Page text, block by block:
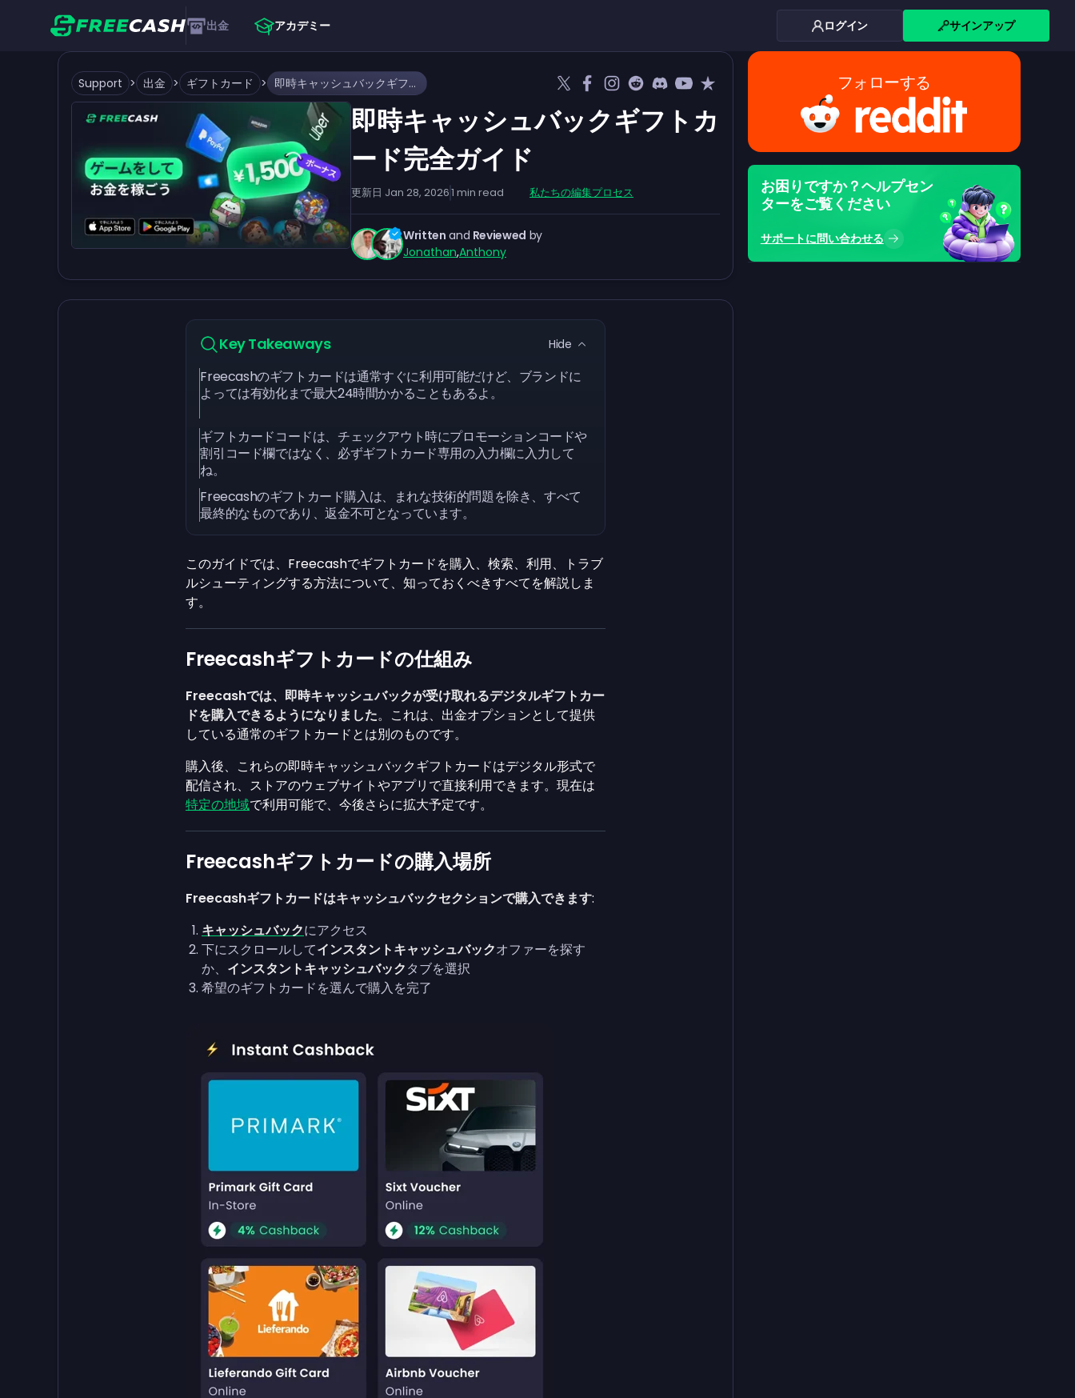
出金 アカデミー ログイン サインアップ
Support > 出金 > ギフトカード > 即時キャッシュバックギフトカード完全ガイド
即時キャッシュバックギフトカ
ード完全ガイド
更新日 Jan 28, 20261 min read 私たちの編集プロセス
Written and Reviewed by
Jonathan,Anthony
Key Takeaways Hide
Freecashのギフトカードは通常すぐに利用可能だけど、ブランドに
よっては有効化まで最大24時間かかることもあるよ。
ギフトカードコードは、チェックアウト時にプロモーションコードや
割引コード欄ではなく、必ずギフトカード専用の入力欄に入力して
ね。
Freecashのギフトカード購入は、まれな技術的問題を除き、すべて
最終的なものであり、返金不可となっています。
このガイドでは、Freecashでギフトカードを購入、検索、利用、トラブ
ルシューティングする方法について、知っておくべきすべてを解説しま
す。
Freecashギフトカードの仕組み
Freecashでは、即時キャッシュバックが受け取れるデジタルギフトカー
ドを購入できるようになりました。これは、出金オプションとして提供
している通常のギフトカードとは別のものです。
購入後、これらの即時キャッシュバックギフトカードはデジタル形式で
配信され、ストアのウェブサイトやアプリで直接利用できます。現在は
特定の地域で利用可能で、今後さらに拡大予定です。
Freecashギフトカードの購入場所
Freecashギフトカードはキャッシュバックセクションで購入できます:
キャッシュバックにアクセス
下にスクロールしてインスタントキャッシュバックオファーを探す
か、 インスタントキャッシュバックタブを選択
希望のギフトカードを選んで購入を完了
フォローする
お困りですか？ヘルプセン
ターをご覧ください
サポートに問い合わせる